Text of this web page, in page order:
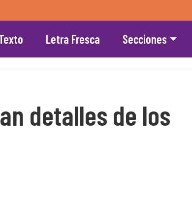
Letra Fresca Secciones
detalles de los